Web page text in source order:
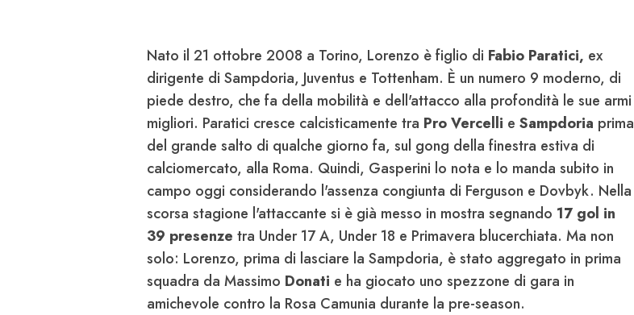
Nato il 21 ottobre 2008 a Torino, Lorenzo è figlio di Fabio Paratici, ex
dirigente di Sampdoria, Juventus e Tottenham. È un numero 9 moderno, di
piede destro, che fa della mobilità e dell'attacco alla profondità le sue armi
migliori. Paratici cresce calcisticamente tra Pro Vercelli e Sampdoria prima
del grande salto di qualche giorno fa, sul gong della finestra estiva di
calciomercato, alla Roma. Quindi, Gasperini lo nota e lo manda subito in
campo oggi considerando l'assenza congiunta di Ferguson e Dovbyk. Nella
scorsa stagione l'attaccante si è già messo in mostra segnando 17 gol in
39 presenze tra Under 17 A, Under 18 e Primavera blucerchiata. Ma non
solo: Lorenzo, prima di lasciare la Sampdoria, è stato aggregato in prima
squadra da Massimo Donati e ha giocato uno spezzone di gara in
amichevole contro la Rosa Camunia durante la pre-season.